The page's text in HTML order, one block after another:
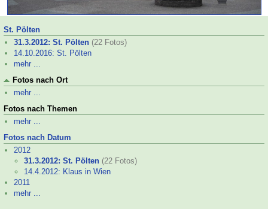
St. Pölten
31.3.2012: St. Pölten (22 Fotos)
14.10.2016: St. Pölten
mehr ...
Fotos nach Ort
mehr ...
Fotos nach Themen
mehr ...
Fotos nach Datum
2012
31.3.2012: St. Pölten (22 Fotos)
14.4.2012: Klaus in Wien
2011
mehr ...